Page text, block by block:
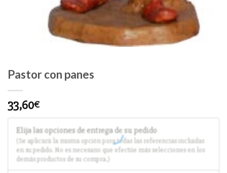
Pastor con panes
33,60€
Elija las opciones de entrega de su pedido
(Se aplicará la misma opción para todas las referencias incluidas
en su pedido. No es necesario que efectúe más selecciones en los
demás productos de su compra.)